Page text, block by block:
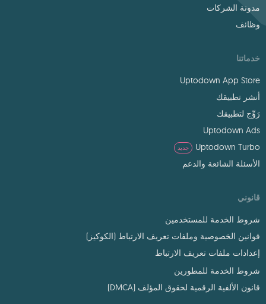
مدونة الشركات
وظائف
خدماتنا
Uptodown App Store
أنشر تطبيقك
رَوِّج لتطبيقك
Uptodown Ads
Uptodown Turbo
جديد
الأسئلة الشائعة والدعم
قانوني
شروط الخدمة للمستخدمين
قوانين الخصوصية وملفات تعريف الارتباط (الكوكيز)
إعدادات ملفات تعريف الارتباط
شروط الخدمة للمطورين
قانون الألفية الرقمية لحقوق المؤلف (DMCA)